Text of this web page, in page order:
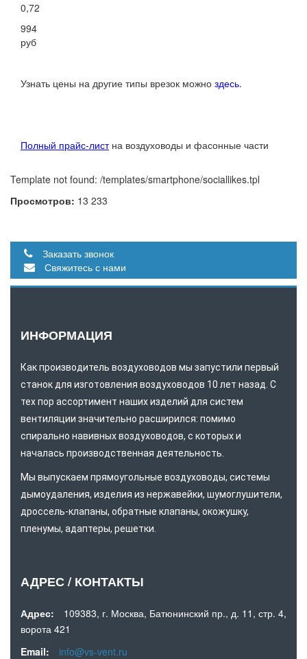
0,72
994
руб
Узнать цены на другие типы врезок можно здесь.
Полный прайс-листна воздуховоды и фасонные части
Template not found: /templates/smartphone/sociallikes.tpl
Просмотров: 13 233
Заказать звонок
Свяжитесь с нами
ИНФОРМАЦИЯ
Как производитель воздуховодов мы запустили первый
станок для изготовления воздуховодов 10 лет назад. С
тех пор ассортимент наших изделий для систем
вентиляции значительно расширился: помимо
спирально навивных воздуховодов, с которых и
началась производственная деятельность.
Мы выпускаем прямоугольные воздуховоды, системы
дымоудаления, изделия из нержавейки, шумоглушители,
дроссель-клапаны, обратные клапаны, окожушку,
пленумы, адаптеры, решетки.
АДРЕС / КОНТАКТЫ
Адрес:
109383, г. Москва, Батюнинский пр., д. 11, стр. 4,
ворота 421
Email:
info@vs-vent.ru